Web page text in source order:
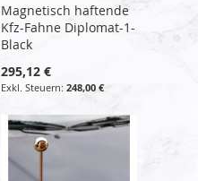
Magnetisch haftende
Kfz-Fahne Diplomat-1-
Black
295,12 €
248,00 €